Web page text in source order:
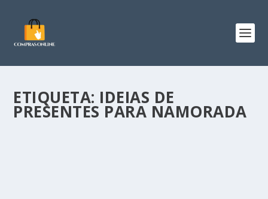
ETIQUETA: IDEIAS DE
PRESENTES PARA NAMORADA